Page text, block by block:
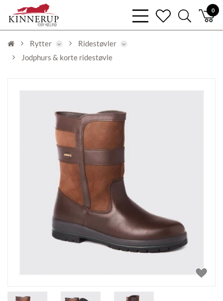
0
bars
light
heart
search
light
Rytter
Ridestøvler
Jodphurs & korte ridestøvle